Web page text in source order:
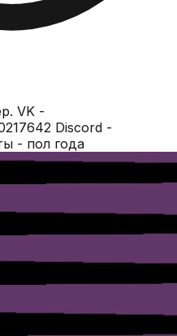
VK -
Discord -
- пол года